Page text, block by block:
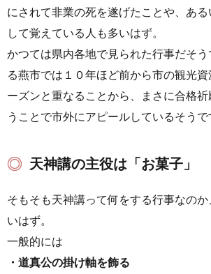
にされて非業の死を遂げたことや、あ
して覚えている人も多いはず。
かつては県内各地で見られた行事だそ
る燕市では１０年ほど前から市の観光
ーズンと重なることから、まさに合格
うことで市外にアピールしているそうで
天神講の主役は「お菓子」
そもそも天神講って何をする行事なの
いはず。
一般的には
・道真公の掛け軸を飾る